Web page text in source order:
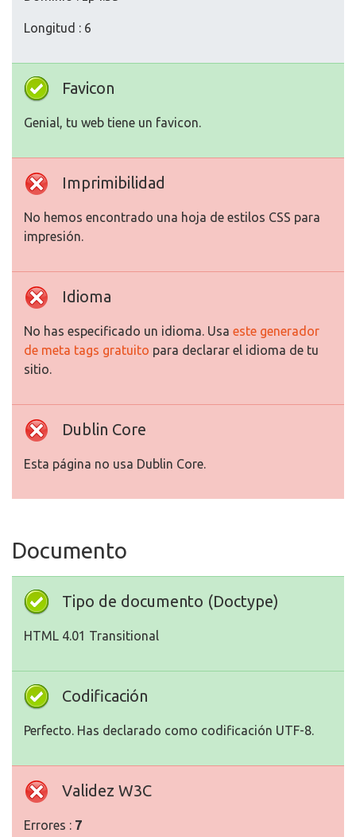
Longitud : 6
Favicon
Genial, tu web tiene un favicon.
Imprimibilidad
No hemos encontrado una hoja de estilos CSS para
impresión.
Idioma
No has especificado un idioma. Usa este generador
de meta tags gratuito para declarar el idioma de tu
sitio.
Dublin Core
Esta página no usa Dublin Core.
Documento
Tipo de documento (Doctype)
HTML 4.01 Transitional
Codificación
Perfecto. Has declarado como codificación UTF-8.
Validez W3C
Errores : 7